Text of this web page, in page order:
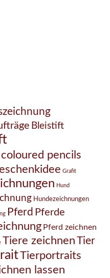
Bleistift
coloured pencils
Grafit
Hund
Hundezeichnungen
Pferd Pferde
Pferd zeichnen
Tiere zeichnenTier
Tierportraits
lassen